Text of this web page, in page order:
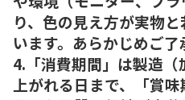
り、色の見え方が実物
います。あらかじめご了
4.「消費期間」は製造
上がれる日まで、「賞味